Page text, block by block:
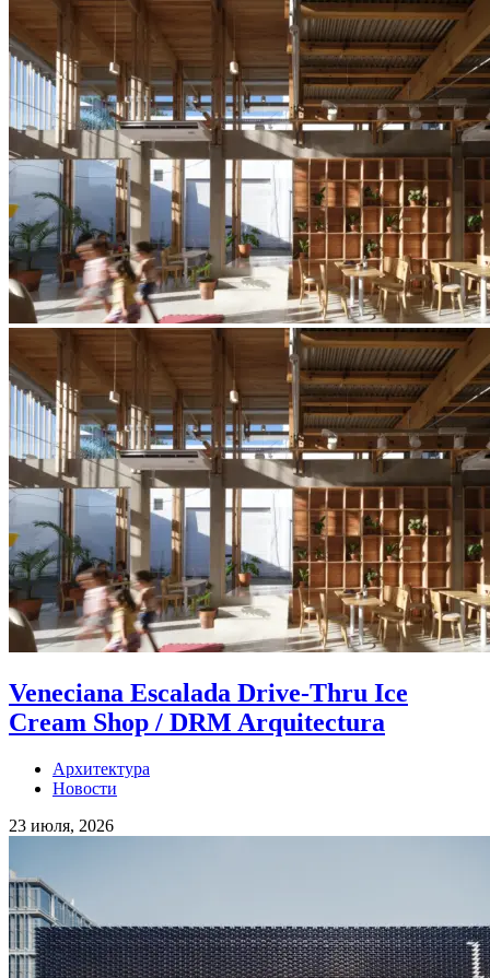
Veneciana Escalada Drive-Thru Ice
Cream Shop / DRM Arquitectura
Архитектура
Новости
23 июля, 2026